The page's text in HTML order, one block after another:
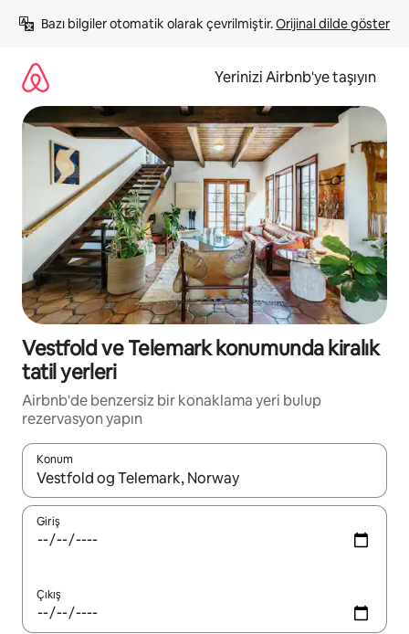
atla
Bazı bilgiler otomatik olarak çevrilmiştir. Orijinal dilde göster
Yerinizi Airbnb'ye taşıyın
Vestfold ve Telemark konumunda kiralık
tatil yerleri
Airbnb'de benzersiz bir konaklama yeri bulup
rezervasyon yapın
Konum
Sonuçlar kullanılabilir olduğunda yukarı ve aşağı oklarıyla
Giriş
Çıkış